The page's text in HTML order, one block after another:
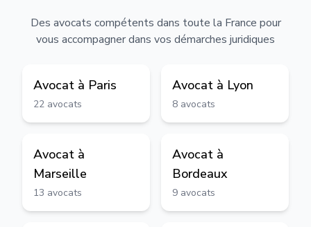
Des avocats compétents dans toute la France pour
vous accompagner dans vos démarches juridiques
Avocat à Paris
22 avocats
Avocat à Lyon
8 avocats
Avocat à
Marseille
13 avocats
Avocat à
Bordeaux
9 avocats